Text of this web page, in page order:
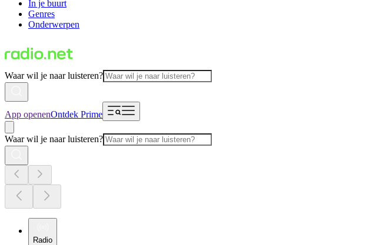
In je buurt
Genres
Onderwerpen
Waar wil je naar luisteren?
App openenOntdek Prime
Waar wil je naar luisteren?
Radio